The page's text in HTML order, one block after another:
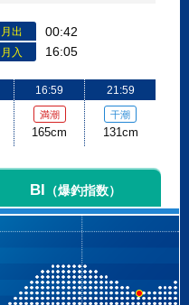
月出 00:42
月入 16:05
16:59
満潮
165cm
21:59
干潮
131cm
BI （爆釣指数）